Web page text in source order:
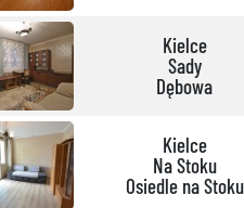
Kielce
Sady
Dębowa
Kielce
Na Stoku
Osiedle na Stoku